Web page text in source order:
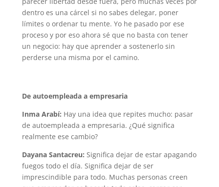
dentro es una cárcel si no sabes delegar, poner
límites o ordenar tu mente. Yo he pasado por ese
proceso y por eso ahora sé que no basta con tener
un negocio: hay que aprender a sostenerlo sin
perderse una misma por el camino.
De autoempleada a empresaria
Inma Arabí: Hay una idea que repites mucho: pasar
de autoempleada a empresaria. ¿Qué significa
realmente ese cambio?
Dayana Santacreu: Significa dejar de estar apagando
fuegos todo el día. Significa dejar de ser
imprescindible para todo. Muchas personas creen